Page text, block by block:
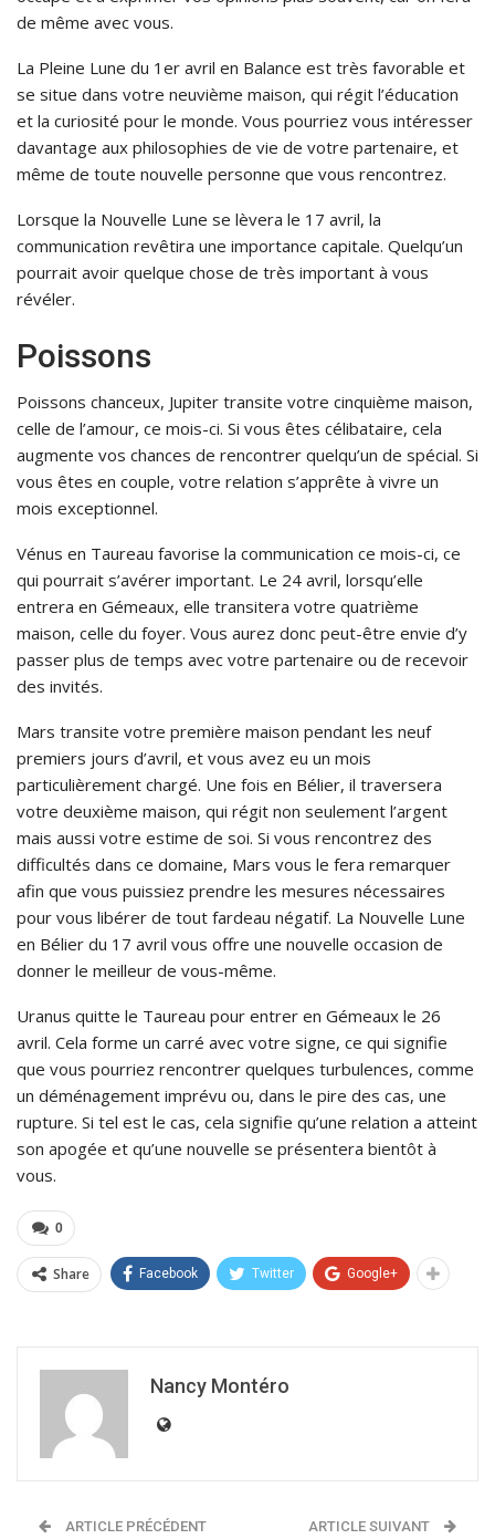
de même avec vous.
La Pleine Lune du 1er avril en Balance est très favorable et
se situe dans votre neuvième maison, qui régit l’éducation
et la curiosité pour le monde. Vous pourriez vous intéresser
davantage aux philosophies de vie de votre partenaire, et
même de toute nouvelle personne que vous rencontrez.
Lorsque la Nouvelle Lune se lèvera le 17 avril, la
communication revêtira une importance capitale. Quelqu’un
pourrait avoir quelque chose de très important à vous
révéler.
Poissons
Poissons chanceux, Jupiter transite votre cinquième maison,
celle de l’amour, ce mois-ci. Si vous êtes célibataire, cela
augmente vos chances de rencontrer quelqu’un de spécial. Si
vous êtes en couple, votre relation s’apprête à vivre un
mois exceptionnel.
Vénus en Taureau favorise la communication ce mois-ci, ce
qui pourrait s’avérer important. Le 24 avril, lorsqu’elle
entrera en Gémeaux, elle transitera votre quatrième
maison, celle du foyer. Vous aurez donc peut-être envie d’y
passer plus de temps avec votre partenaire ou de recevoir
des invités.
Mars transite votre première maison pendant les neuf
premiers jours d’avril, et vous avez eu un mois
particulièrement chargé. Une fois en Bélier, il traversera
votre deuxième maison, qui régit non seulement l’argent
mais aussi votre estime de soi. Si vous rencontrez des
difficultés dans ce domaine, Mars vous le fera remarquer
afin que vous puissiez prendre les mesures nécessaires
pour vous libérer de tout fardeau négatif. La Nouvelle Lune
en Bélier du 17 avril vous offre une nouvelle occasion de
donner le meilleur de vous-même.
Uranus quitte le Taureau pour entrer en Gémeaux le 26
avril. Cela forme un carré avec votre signe, ce qui signifie
que vous pourriez rencontrer quelques turbulences, comme
un déménagement imprévu ou, dans le pire des cas, une
rupture. Si tel est le cas, cela signifie qu’une relation a atteint
son apogée et qu’une nouvelle se présentera bientôt à
vous.
0
Share Facebook Twitter Google+
Nancy Montéro
ARTICLE PRÉCÉDENT ARTICLE SUIVANT